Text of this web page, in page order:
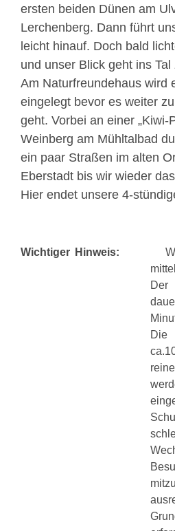
ersten beiden Dünen am
Lerchenberg. Dann führt
leicht hinauf. Doch bald
und unser Blick geht ins
Am Naturfreundehaus wird
eingelegt bevor es weiter
geht. Vorbei an einer „Kiwi-
Weinberg am Mühltalbad
ein paar Straßen im alten
Eberstadt bis wir wieder
Hier endet unsere 4-
Wichtiger Hinweis:
Die